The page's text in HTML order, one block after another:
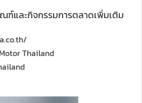
และกิจกรรมการตลาดเพิ่มเติม
Thailand